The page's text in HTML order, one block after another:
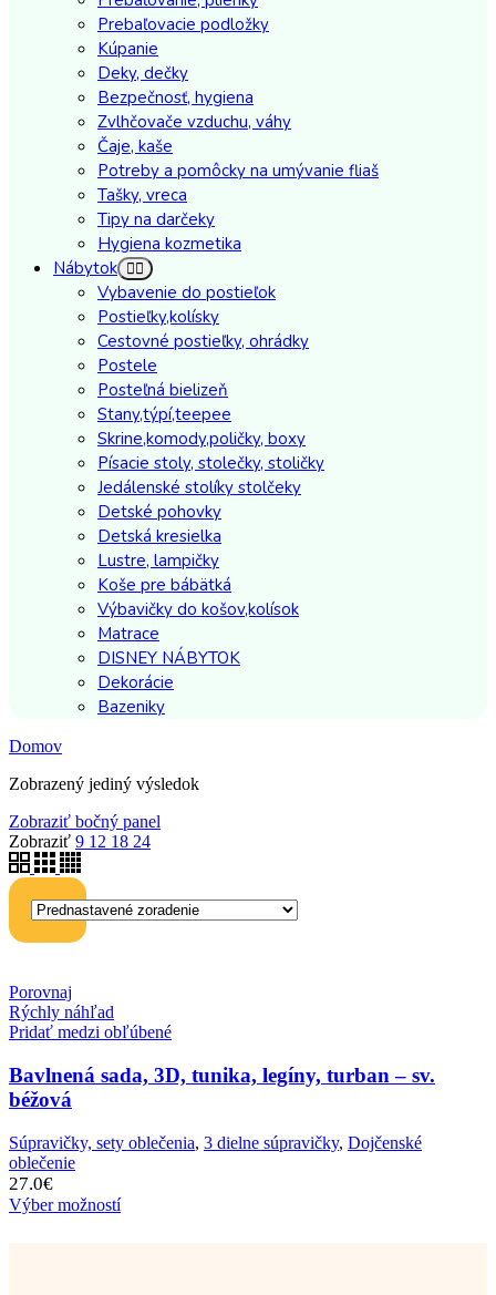
Prebaľovacie podložky
Kúpanie
Deky, dečky
Bezpečnosť, hygiena
Zvlhčovače vzduchu, váhy
Čaje, kaše
Potreby a pomôcky na umývanie fliaš
Tašky, vreca
Tipy na darčeky
Hygiena kozmetika
Nábytok
Vybavenie do postieľok
Postieľky,kolísky
Cestovné postieľky, ohrádky
Postele
Posteľná bielizeň
Stany,týpí,teepee
Skrine,komody,poličky, boxy
Písacie stoly, stolečky, stoličky
Jedálenské stolíky stolčeky
Detské pohovky
Detská kresielka
Lustre, lampičky
Koše pre bábätká
Výbavičky do košov,kolísok
Matrace
DISNEY NÁBYTOK
Dekorácie
Bazeniky
Domov
Zobrazený jediný výsledok
Zobraziť bočný panel
Zobraziť 9 12 18 24
Porovnaj
Rýchly náhľad
Pridať medzi obľúbené
Bavlnená sada, 3D, tunika, legíny, turban – sv.
béžová
Súpravičky, sety oblečenia, 3 dielne súpravičky, Dojčenské
oblečenie
27.0€
Výber možností